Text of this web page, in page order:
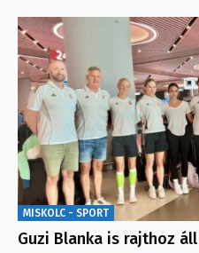
MISKOLC - SPORT
Guzi Blanka is rajthoz